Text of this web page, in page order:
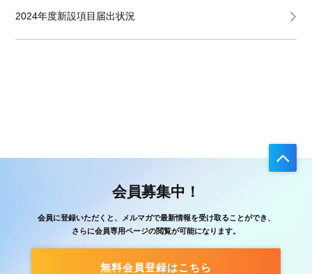
2024年度新設項目届出状況
会員募集中！
会員に登録いただくと、メルマガで最新情報を受け取ることができ、
さらに会員専用ページの閲覧が可能になります。
無料会員登録はこちら